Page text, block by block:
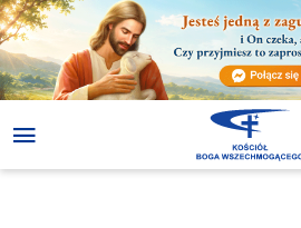
473 Bóg wcielony jest dla was